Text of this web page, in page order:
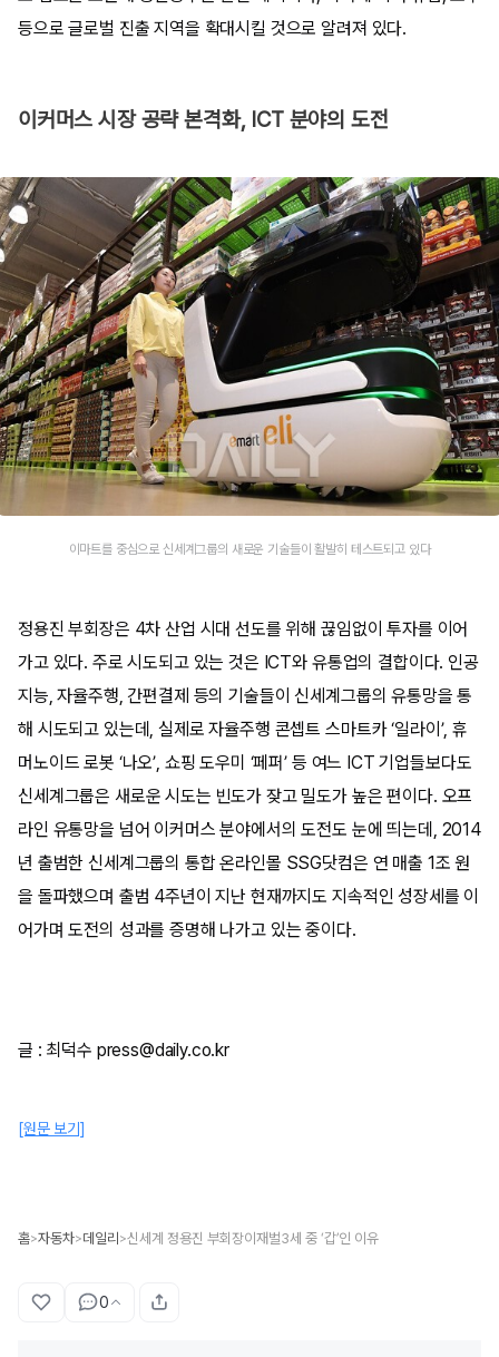
등으로 글로벌 진출 지역을 확대시킬 것으로 알려져 있다.
이커머스 시장 공략 본격화, ICT 분야의 도전
이마트를 중심으로 신세계그룹의 새로운 기술들이 활발히 테스트되고 있다
정용진 부회장은 4차 산업 시대 선도를 위해 끊임없이 투자를 이어
가고 있다. 주로 시도되고 있는 것은 ICT와 유통업의 결합이다. 인공
지능, 자율주행, 간편결제 등의 기술들이 신세계그룹의 유통망을 통
해 시도되고 있는데, 실제로 자율주행 콘셉트 스마트카 ‘일라이’, 휴
머노이드 로봇 ‘나오’, 쇼핑 도우미 ‘페퍼’ 등 여느 ICT 기업들보다도
신세계그룹은 새로운 시도는 빈도가 잦고 밀도가 높은 편이다. 오프
라인 유통망을 넘어 이커머스 분야에서의 도전도 눈에 띄는데, 2014
년 출범한 신세계그룹의 통합 온라인몰 SSG닷컴은 연 매출 1조 원
을 돌파했으며 출범 4주년이 지난 현재까지도 지속적인 성장세를 이
어가며 도전의 성과를 증명해 나가고 있는 중이다.
글 : 최덕수 press@daily.co.kr
[원문 보기]
홈>자동차>데일리 >신세계 정용진 부회장이재벌3세 중 ‘갑’인 이유
0